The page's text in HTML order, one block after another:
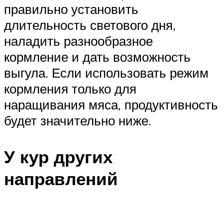
правильно установить
длительность светового дня,
наладить разнообразное
кормление и дать возможность
выгула. Если использовать режим
кормления только для
наращивания мяса, продуктивность
будет значительно ниже.
У кур других
направлений